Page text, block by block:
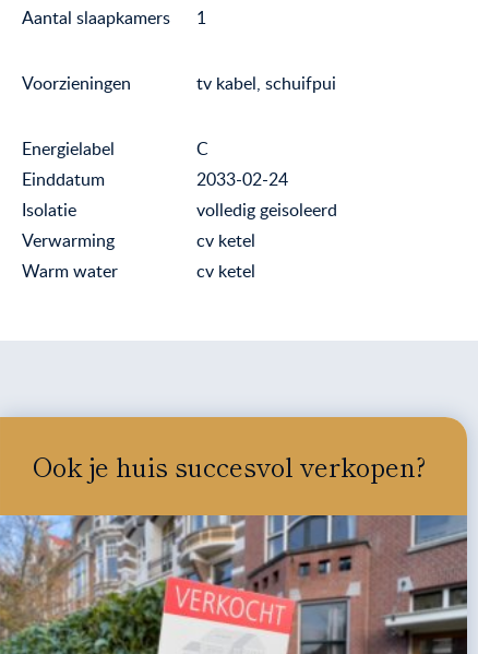
Aantal slaapkamers
1
Voorzieningen tv kabel, schuifpui
Energielabel
C
Einddatum
2033-02-24
Isolatie
volledig geisoleerd
Verwarming
cv ketel
Warm water
cv ketel
Ook je huis succesvol verkopen?